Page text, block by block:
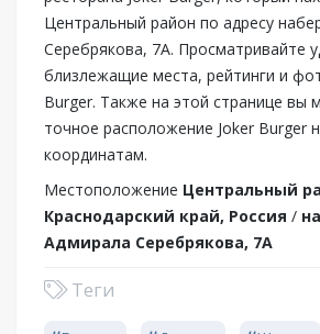
Центральный район по адресу
Серебрякова, 7А. Просматривайте
близлежащие места, рейтинги и
Burger. Также на этой странице вы
точное расположение Joker Burger
координатам.
Местоположение Центральный
Краснодарский край, Россия /
Адмирала Серебрякова, 7А
Теги